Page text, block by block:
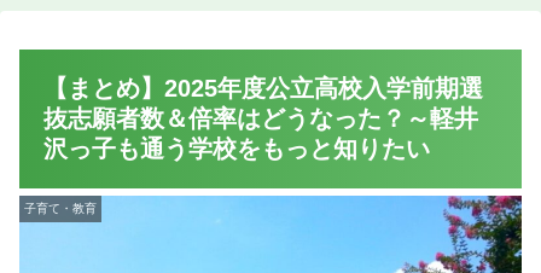
【まとめ】2025年度公立高校入学前期選
抜志願者数＆倍率はどうなった？～軽井
沢っ子も通う学校をもっと知りたい
子育て・教育